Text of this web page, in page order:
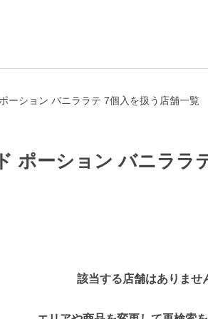
ーション バニララテ 7個入を扱う店舗一覧
ポーション バニララ
該当する店舗はありませ